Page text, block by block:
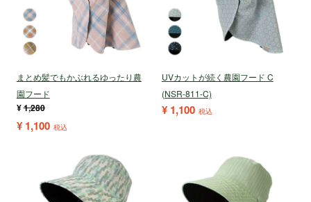
まとめ髪でもかぶれるゆったり農
園フード
¥1,280
¥ 1,100 税込
UVカットが続く農園フード C
(NSR-811-C)
¥ 1,100 税込